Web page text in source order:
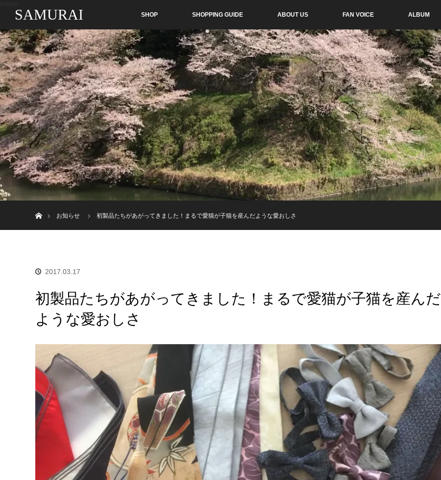
SAMURAI SHOP SHOPPING GUIDE ABOUT US FAN VOICE ALBUM
お知らせ
初製品たちがあがってきました！まるで愛猫が子猫を産んだような愛おしさ
2017.03.17
初製品たちがあがってきました！まるで愛猫が子猫を産んだ
ような愛おしさ